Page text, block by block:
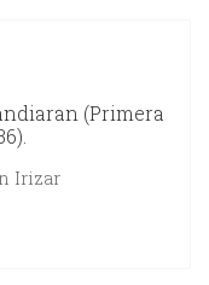
(primera
Irizar